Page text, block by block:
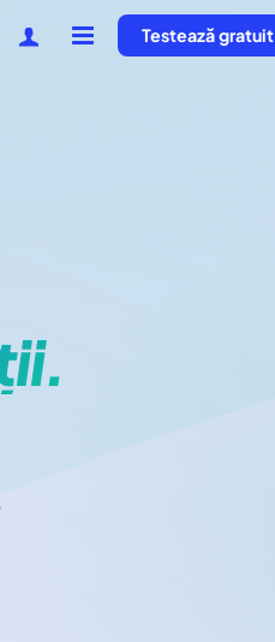
Testează gratuit